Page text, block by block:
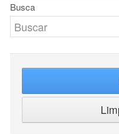
Busca